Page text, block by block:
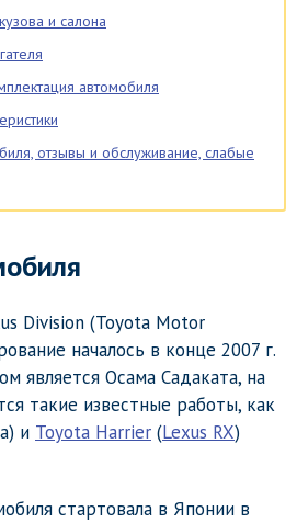
и салона
автомобиля
отзывы и обслуживание, слабые
Division (Toyota Motor
началось в конце 2007 г.
является Осама Садаката, на
такие известные работы, как
и Toyota Harrier (Lexus RX)
стартовала в Японии в